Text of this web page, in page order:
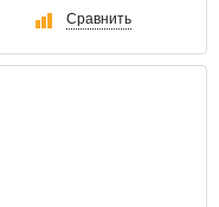
Сравнить